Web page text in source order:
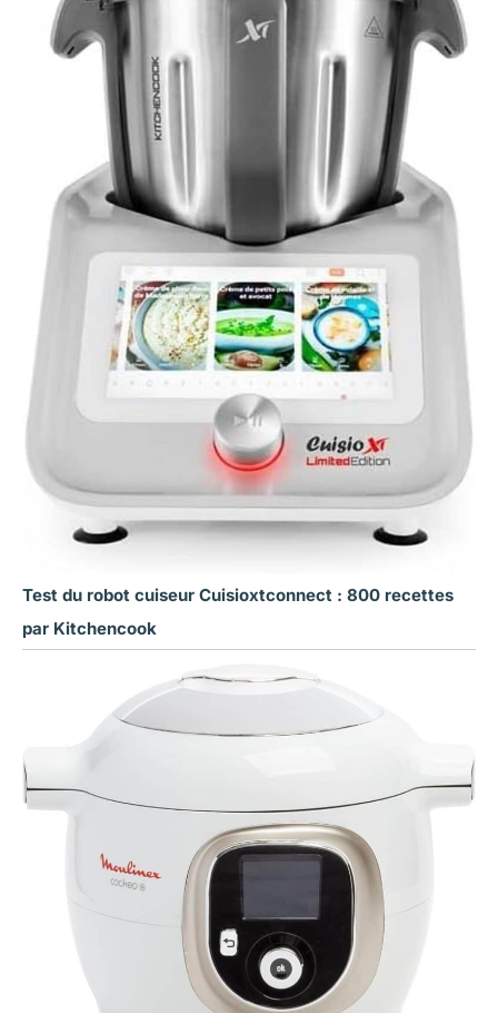
Test du robot cuiseur Cuisioxtconnect : 800 recettes
par Kitchencook